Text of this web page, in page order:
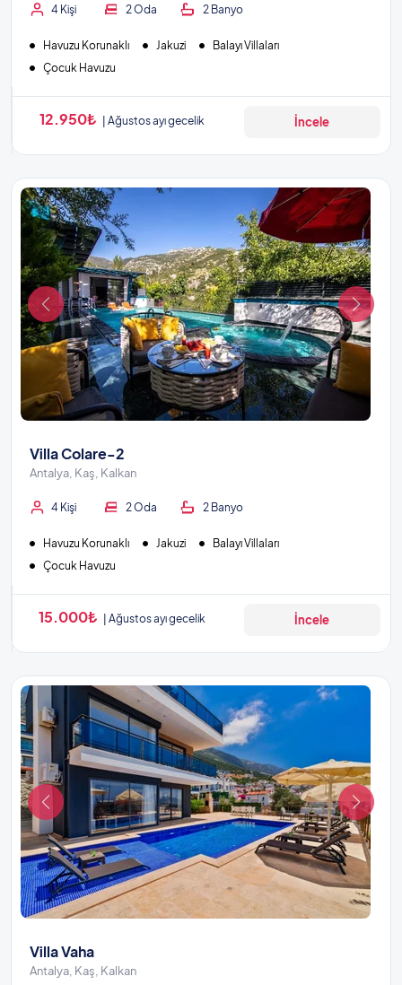
4 Kişi 2 Oda 2 Banyo
Havuzu Korunaklı Jakuzi
Balayı Villaları
Çocuk Havuzu
12.950₺ Ağustos ayı gecelik İncele
Villa Colare-2
Antalya, Kaş, Kalkan
4 Kişi 2 Oda 2 Banyo
Havuzu Korunaklı Jakuzi
Balayı Villaları
Çocuk Havuzu
15.000₺ Ağustos ayı gecelik İncele
Villa Vaha
Antalya, Kaş, Kalkan